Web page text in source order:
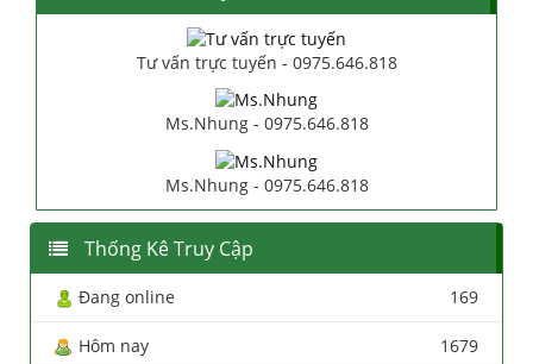
Tư vấn trực tuyến - 0975.646.818
Ms.Nhung - 0975.646.818
Ms.Nhung - 0975.646.818
Thống Kê Truy Cập
Đang online 169
Hôm nay 1679